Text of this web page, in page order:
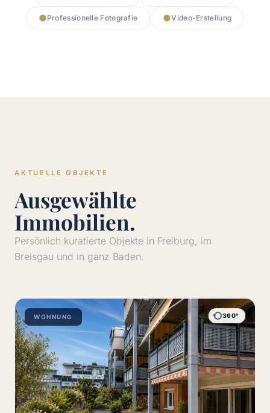
Professionelle Fotografie Video-Erstellung
AKTUELLE OBJEKTE
Ausgewählte
Immobilien.
Persönlich kuratierte Objekte in Freiburg, im
Breisgau und in ganz Baden.
WOHNUNG 360°